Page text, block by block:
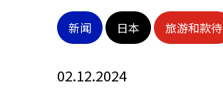
关于我们
联系我们
新闻 日本 旅游和款待
02.12.2024